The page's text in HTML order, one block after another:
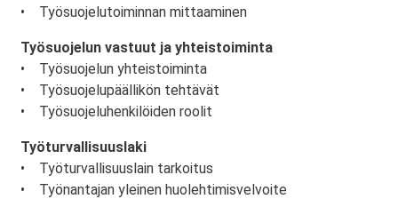
• Työsuojelutoiminnan mittaaminen
Työsuojelun vastuut ja yhteistoiminta
• Työsuojelun yhteistoiminta
• Työsuojelupäällikön tehtävät
• Työsuojeluhenkilöiden roolit
Työturvallisuuslaki
• Työturvallisuuslain tarkoitus
• Työnantajan yleinen huolehtimisvelvoite